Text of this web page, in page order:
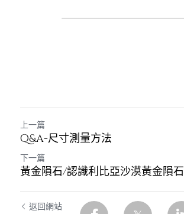
上一篇
Q&A-尺寸測量方法
下一篇
黃金隕石/認識利比亞沙漠黃金隕石
返回網站